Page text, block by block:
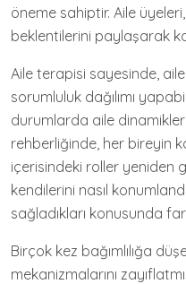
öneme sahiptir. Aile
beklentilerini paylaşarak
Aile terapisi sayesinde,
sorumluluk dağılımı
durumlarda aile
rehberliğinde, her bireyin
içerisindeki roller yeniden
kendilerini nasıl
sağladıkları konusunda
Birçok kez bağımlılığa
mekanizmalarını